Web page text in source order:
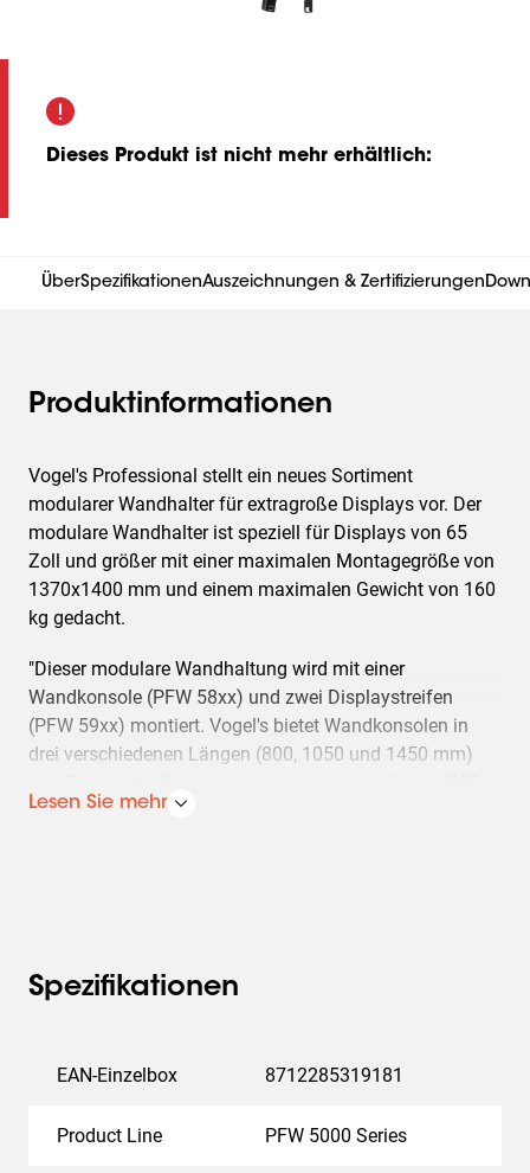
Dieses Produkt ist nicht mehr erhältlich:
ÜberSpezifikationenAuszeichnungen & Zertifizierungen
Produktinformationen
Vogel's Professional stellt ein neues Sortiment
modularer Wandhalter für extragroße Displays vor. Der
modulare Wandhalter ist speziell für Displays von 65
Zoll und größer mit einer maximalen Montagegröße von
1370x1400 mm und einem maximalen Gewicht von 160
kg gedacht.
"Dieser modulare Wandhaltung wird mit einer
Wandkonsole (PFW 58xx) und zwei Displaystreifen
(PFW 59xx) montiert. Vogel's bietet Wandkonsolen in
drei verschiedenen Längen (800, 1050 und 1450 mm)
950 und 1450 mm). Mit diesem modularen Konzept
hinzuzufügen"
Lesen Sie mehr
Spezifikationen
EAN-Einzelbox 8712285319181
Product Line PFW 5000 Series